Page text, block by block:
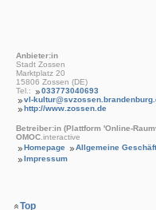
Anbieter:in
Stadt Zossen
Marktplatz 20
15806 Zossen (DE)
Tel.:
033773040693
vl-
http://www.zossen.de
Betreiber:in (Plattform 'Online-
OMOC .interactive
Homepage
Allgemeine
Impressum
Top